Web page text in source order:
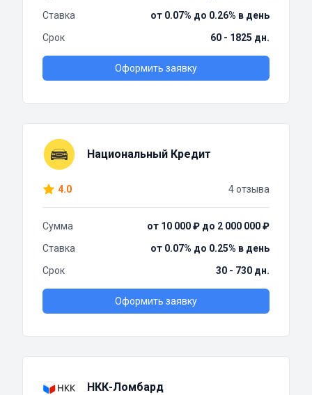
Ставка
от 0.07% до 0.26% в день
Срок
60 - 1825 дн.
Оформить заявку
Национальный Кредит
4.0 4 отзыва
Сумма
от 10 000 ₽ до 2 000 000 ₽
Ставка
от 0.07% до 0.25% в день
Срок
30 - 730 дн.
Оформить заявку
НКК-Ломбард